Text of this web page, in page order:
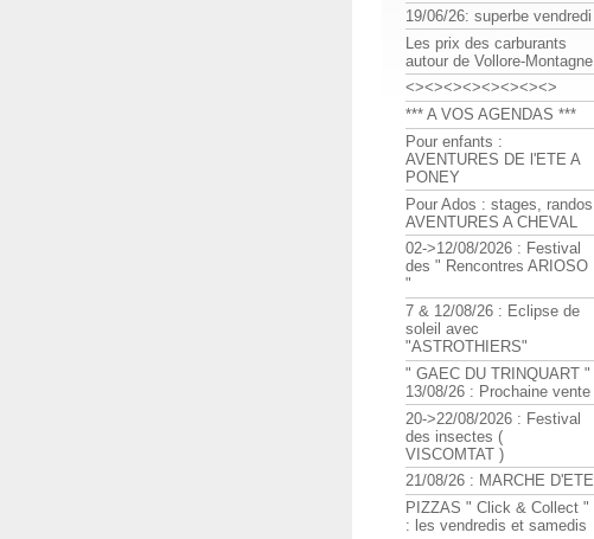
19/06/26: superbe vendredi
Les prix des carburants
autour de Vollore-Montagne
<><><><><><><><>
*** A VOS AGENDAS ***
Pour enfants :
AVENTURES DE l'ETE A
PONEY
Pour Ados : stages, randos
AVENTURES A CHEVAL
02->12/08/2026 : Festival
des " Rencontres ARIOSO
"
7 & 12/08/26 : Eclipse de
soleil avec
"ASTROTHIERS"
" GAEC DU TRINQUART "
13/08/26 : Prochaine vente
20->22/08/2026 : Festival
des insectes (
VISCOMTAT )
21/08/26 : MARCHE D'ETE
PIZZAS " Click & Collect "
: les vendredis et samedis